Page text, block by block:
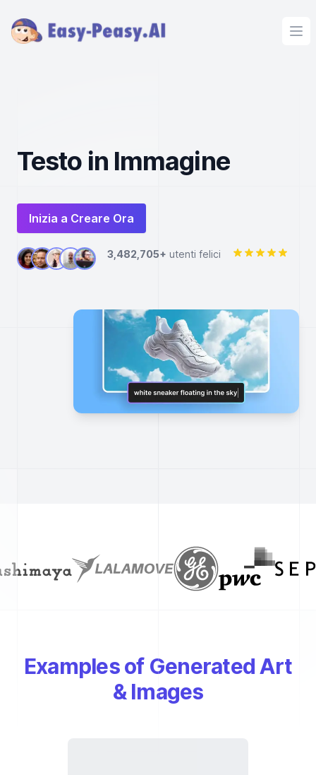
Testo in Immagine
Inizia a Creare Ora
3,482,705+ utenti felici
Examples of Generated Art
& Images